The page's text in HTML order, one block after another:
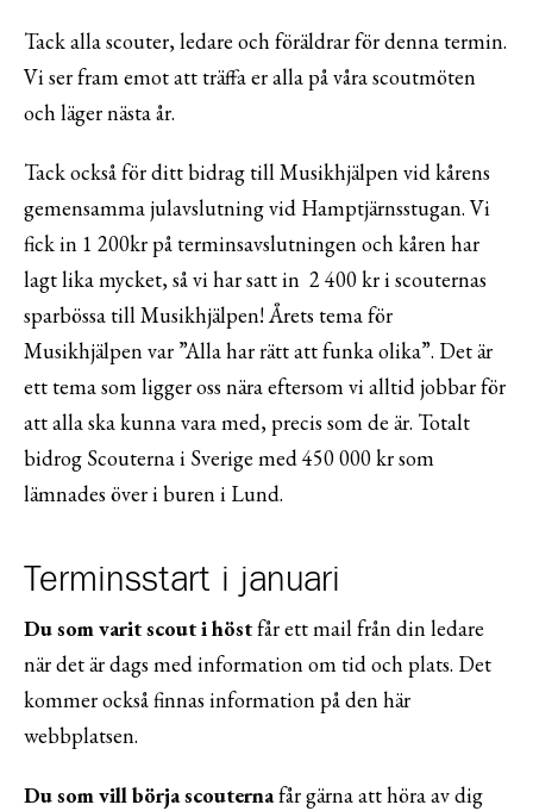
Tack alla scouter, ledare och föräldrar för denna termin.
Vi ser fram emot att träffa er alla på våra scoutmöten
och läger nästa år.
Tack också för ditt bidrag till Musikhjälpen vid kårens
gemensamma julavslutning vid Hamptjärnsstugan. Vi
fick in 1 200kr på terminsavslutningen och kåren har
lagt lika mycket, så vi har satt in 2 400 kr i scouternas
sparbössa till Musikhjälpen! Årets tema för
Musikhjälpen var ”Alla har rätt att funka olika”. Det är
ett tema som ligger oss nära eftersom vi alltid jobbar för
att alla ska kunna vara med, precis som de är. Totalt
bidrog Scouterna i Sverige med 450 000 kr som
lämnades över i buren i Lund.
Terminsstart i januari
Du som varit scout i höstfår ett mail från din ledare
när det är dags med information om tid och plats. Det
kommer också finnas information på den här
webbplatsen.
Du som vill börja scouternafår gärna att höra av dig